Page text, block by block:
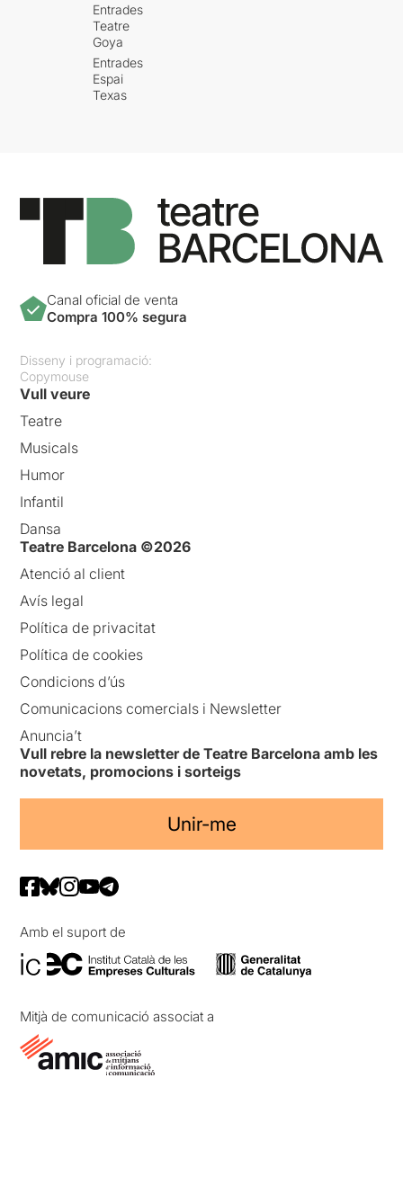
Entrades
Teatre
Goya
Entrades
Espai
Texas
Canal oficial de venta
Compra 100% segura
Disseny i programació:
Copymouse
Vull veure
Teatre
Musicals
Humor
Infantil
Dansa
Teatre Barcelona ©2026
Atenció al client
Avís legal
Política de privacitat
Política de cookies
Condicions d’ús
Comunicacions comercials i Newsletter
Anuncia’t
Vull rebre la newsletter de Teatre Barcelona amb les
novetats, promocions i sorteigs
Unir-me
Amb el suport de
Mitjà de comunicació associat a